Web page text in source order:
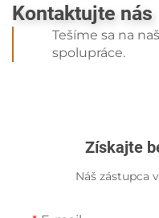
Kontaktujte nás
Tešíme sa na
spolupráce.
Získajte
Náš zástupca